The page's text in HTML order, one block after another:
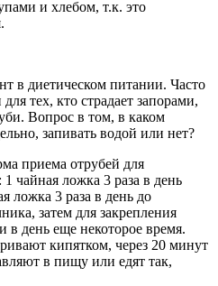
и хлебом, т.к. это
в диетическом питании. Часто
тех, кто страдает запорами,
Вопрос в том, в каком
запивать водой или нет?
приема отрубей для
1 чайная ложка 3 раза в день
ложка 3 раза в день до
затем для закрепления
в день еще некоторое время.
кипятком, через 20 минут
в пищу или едят так,